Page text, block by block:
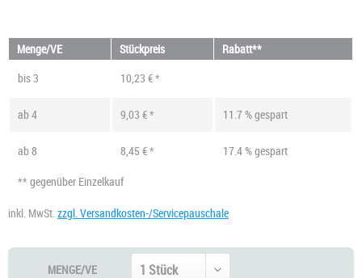
Menge/VE Stückpreis
Rabatt**
bis 3 10,23 € *
ab4 9,03 € * 11.7 % gespart
ab8 8,45 € *
17.4 % gespart
** gegenüber Einzelkauf
inkl. MwSt. zzgl. Versandkosten-/Servicepauschale
MENGE/VE